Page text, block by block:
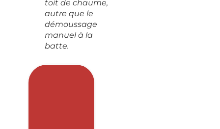
toit de chaume,
autre que le
démoussage
manuel à la
batte.